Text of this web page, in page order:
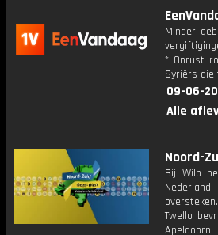
Minder
* Onrust
Syriërs die
09-06-
Alle
Noord-
Bij Wilp
Twello